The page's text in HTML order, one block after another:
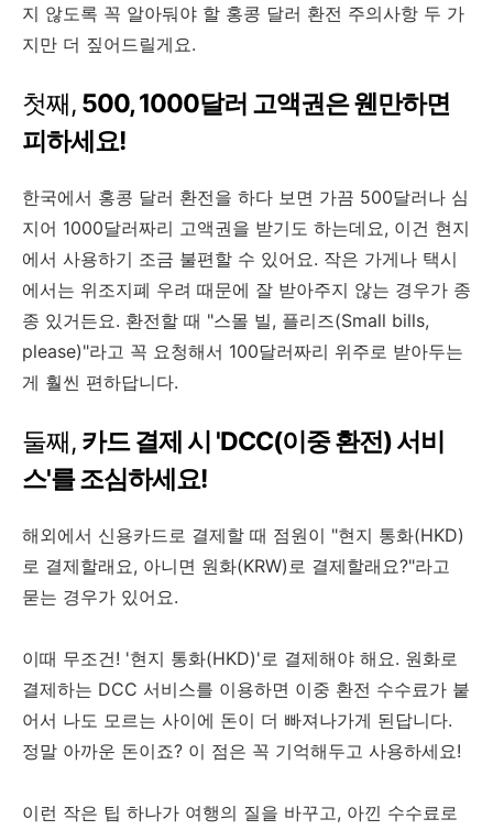
지 않도록 꼭 알아둬야 할 홍콩 달러 환전 주의사항 두 가
지만 더 짚어드릴게요.
첫째, 500, 1000달러 고액권은 웬만하면
피하세요!
한국에서 홍콩 달러 환전을 하다 보면 가끔 500달러나 심
지어 1000달러짜리 고액권을 받기도 하는데요, 이건 현지
에서 사용하기 조금 불편할 수 있어요. 작은 가게나 택시
에서는 위조지폐 우려 때문에 잘 받아주지 않는 경우가 종
종 있거든요. 환전할 때 "스몰 빌, 플리즈(Small bills,
please)"라고 꼭 요청해서 100달러짜리 위주로 받아두는
게 훨씬 편하답니다.
둘째, 카드 결제 시 'DCC(이중 환전) 서비
스'를 조심하세요!
해외에서 신용카드로 결제할 때 점원이 "현지 통화(HKD)
로 결제할래요, 아니면 원화(KRW)로 결제할래요?"라고
묻는 경우가 있어요.
이때 무조건! '현지 통화(HKD)'로 결제해야 해요. 원화로
결제하는 DCC 서비스를 이용하면 이중 환전 수수료가 붙
어서 나도 모르는 사이에 돈이 더 빠져나가게 된답니다.
정말 아까운 돈이죠? 이 점은 꼭 기억해두고 사용하세요!
이런 작은 팁 하나가 여행의 질을 바꾸고, 아낀 수수료로